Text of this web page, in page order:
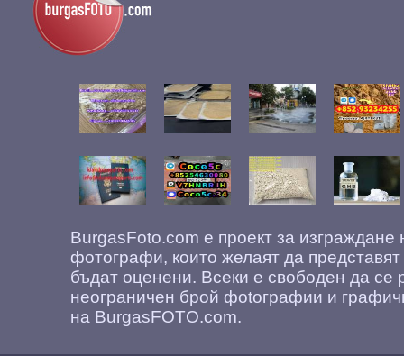
BurgasFoto.com е проект за
фотографи, които желаят да
бъдат оценени. Всеки е свободен да се
неограничен брой фоtографии и
на BurgasFOTO.com.